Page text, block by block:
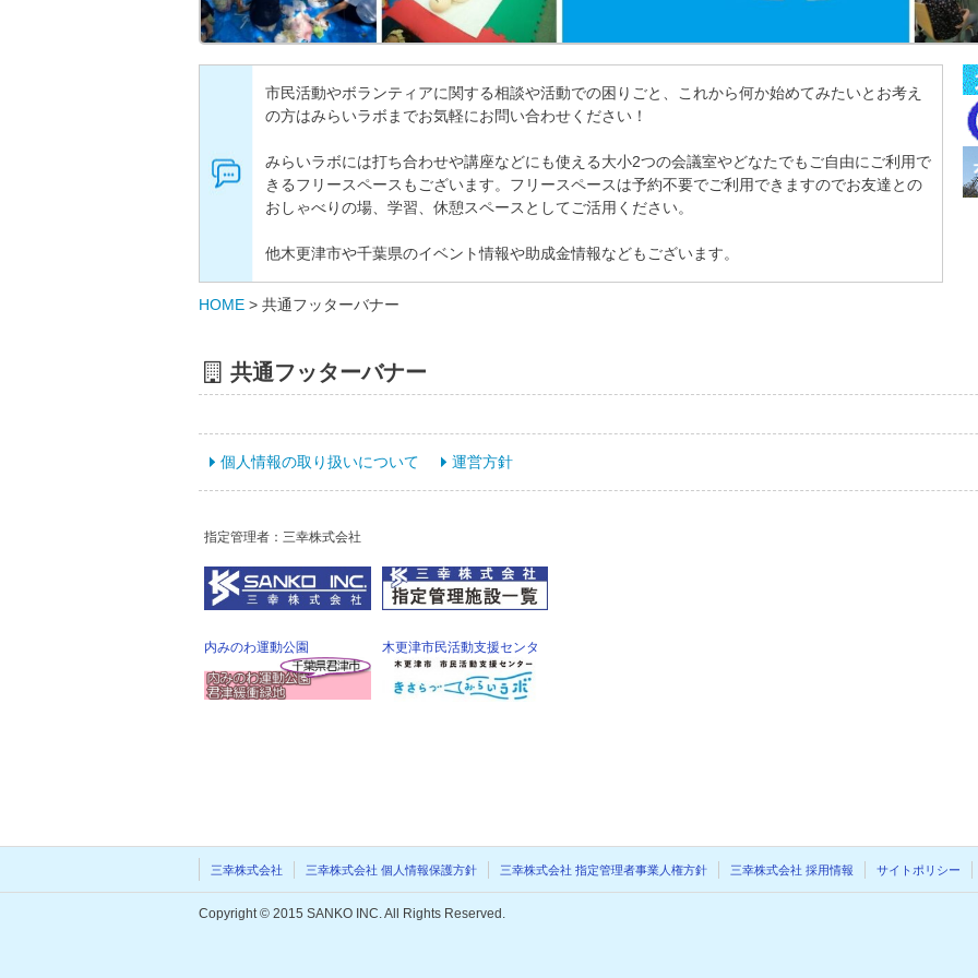
市民活動やボランティアに関する相談や活動での困りごと、これから何か始めてみたいとお考え
の方はみらいラボまでお気軽にお問い合わせください！
みらいラボには打ち合わせや講座などにも使える大小2つの会議室やどなたでもご自由にご利用で
きるフリースペースもございます。フリースペースは予約不要でご利用できますのでお友達との
おしゃべりの場、学習、休憩スペースとしてご活用ください。
他木更津市や千葉県のイベント情報や助成金情報などもございます。
HOME > 共通フッターバナー
共通フッターバナー
個人情報の取り扱いについて 運営方針
指定管理者：三幸株式会社